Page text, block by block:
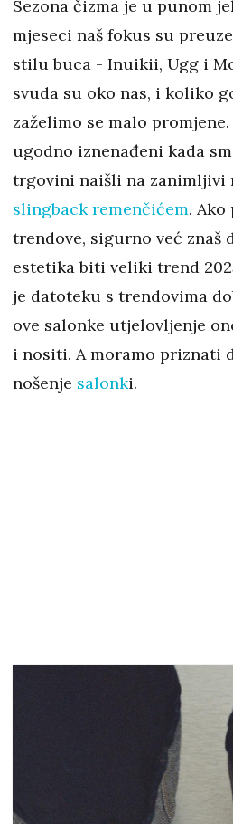
Sezona čizma je u punom
mjeseci naš fokus su
stilu buca - Inuikii, Ugg i
svuda su oko nas, i koliko
zaželimo se malo
ugodno iznenađeni kada
trgovini naišli na zanimljivi
slingback remenčićem. Ako
trendove, sigurno već znaš
estetika biti veliki trend
je datoteku s trendovima
ove salonke utjelovljenje
i nositi. A moramo priznati
nošenje salonki.